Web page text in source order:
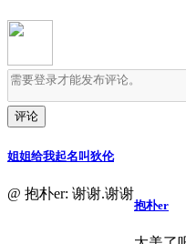
姐姐给我起名叫狄伦
@ 抱朴er: 谢谢.谢谢
抱朴er